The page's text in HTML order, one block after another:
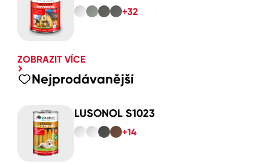
+32
ZOBRAZIT VÍCE
Nejprodávanější
LUSONOL S1023
+14